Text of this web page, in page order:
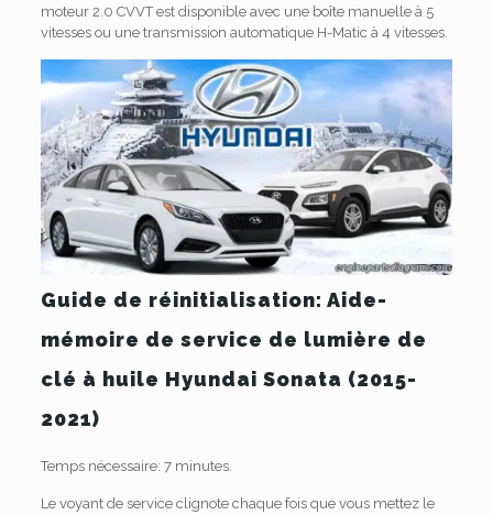
moteur 2.0 CVVT est disponible avec une boîte manuelle à 5
vitesses ou une transmission automatique H-Matic à 4 vitesses.
Guide de réinitialisation: Aide-
mémoire de service de lumière de
clé à huile Hyundai Sonata (2015-
2021)
Temps nécessaire: 7 minutes.
Le voyant de service clignote chaque fois que vous mettez le